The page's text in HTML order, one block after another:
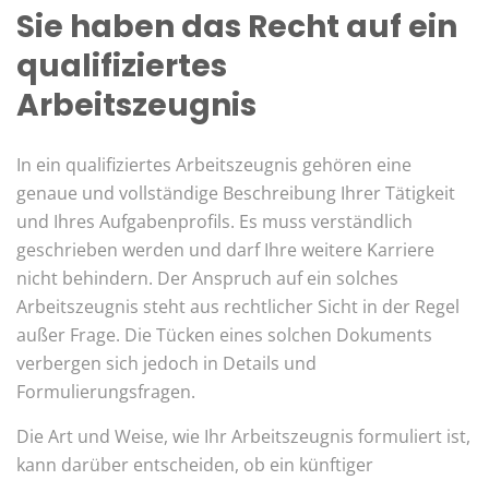
Sie haben das Recht auf ein
qualifiziertes
Arbeitszeugnis
In ein qualifiziertes Arbeitszeugnis gehören eine
genaue und vollständige Beschreibung Ihrer Tätigkeit
und Ihres Aufgabenprofils. Es muss verständlich
geschrieben werden und darf Ihre weitere Karriere
nicht behindern. Der Anspruch auf ein solches
Arbeitszeugnis steht aus rechtlicher Sicht in der Regel
außer Frage. Die Tücken eines solchen Dokuments
verbergen sich jedoch in Details und
Formulierungsfragen.
Die Art und Weise, wie Ihr Arbeitszeugnis formuliert ist,
kann darüber entscheiden, ob ein künftiger